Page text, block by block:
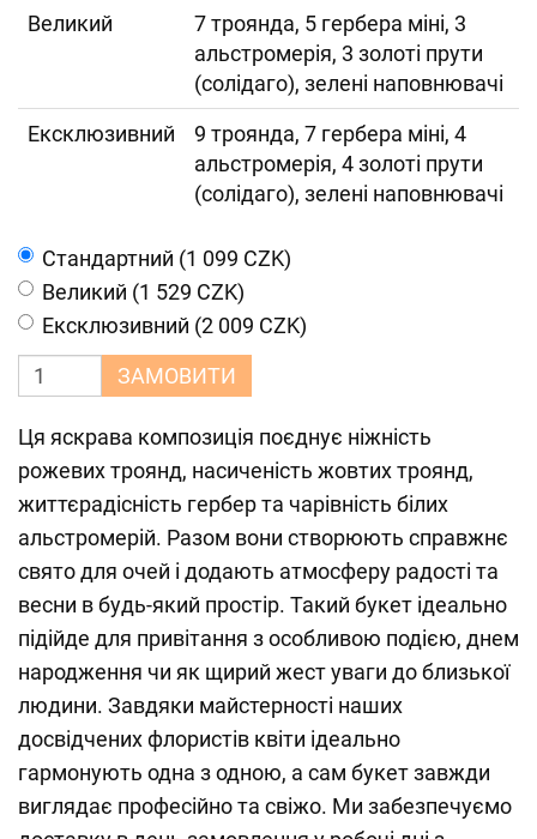
Великий
7 троянда, 5 гербера міні, 3
альстромерія, 3 золоті прути
(солідаго), зелені наповнювачі
Ексклюзивний
9 троянда, 7 гербера міні, 4
альстромерія, 4 золоті прути
(солідаго), зелені наповнювачі
Cтандартний (1 099 CZK)
Великий (1 529 CZK)
Ексклюзивний (2 009 CZK)
ЗАМОВИТИ
Ця яскрава композиція поєднує ніжність
рожевих троянд, насиченість жовтих троянд,
життєрадісність гербер та чарівність білих
альстромерій. Разом вони створюють справжнє
свято для очей і додають атмосферу радості та
весни в будь-який простір. Такий букет ідеально
підійде для привітання з особливою подією, днем
народження чи як щирий жест уваги до близької
людини. Завдяки майстерності наших
досвідчених флористів квіти ідеально
гармонують одна з одною, а сам букет завжди
виглядає професійно та свіжо. Ми забезпечуємо